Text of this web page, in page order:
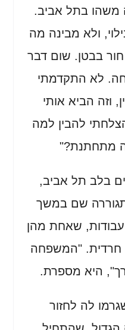
משהו בתל אביב.
ולא מבינה מה
חור בבטן. שום דבר
לא התקדמתי
וזה הביא אותי
להבין למה
מתחתנת?"
בלב תל אביב,
שם במשך
שאחת מהן
חרדית. "המשפחה
היא מספרת.
לה לחזור